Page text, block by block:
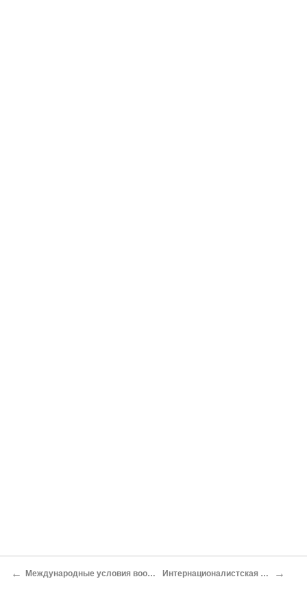
← Международные условия вооруженного рагрома контрреволюции Интернационалистская помощь и роль внутренних сил →